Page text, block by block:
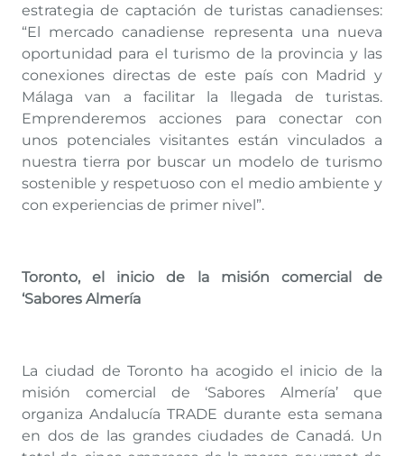
estrategia de captación de turistas canadienses:
“El mercado canadiense representa una nueva
oportunidad para el turismo de la provincia y las
conexiones directas de este país con Madrid y
Málaga van a facilitar la llegada de turistas.
Emprenderemos acciones para conectar con
unos potenciales visitantes están vinculados a
nuestra tierra por buscar un modelo de turismo
sostenible y respetuoso con el medio ambiente y
con experiencias de primer nivel”.
Toronto, el inicio de la misión comercial de
‘Sabores Almería
La ciudad de Toronto ha acogido el inicio de la
misión comercial de ‘Sabores Almería’ que
organiza Andalucía TRADE durante esta semana
en dos de las grandes ciudades de Canadá. Un